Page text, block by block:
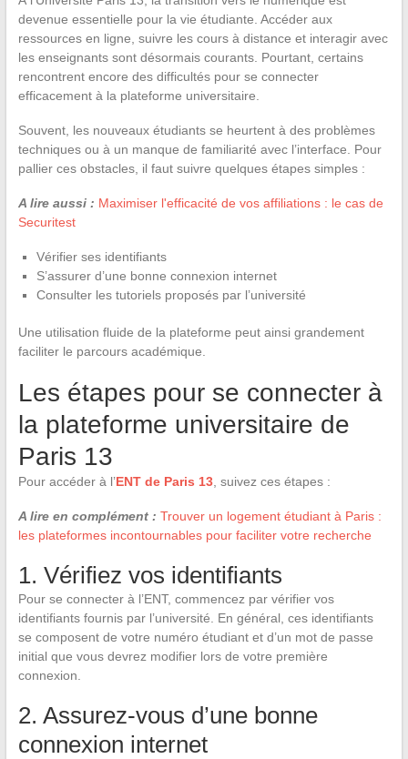
devenue essentielle pour la vie étudiante. Accéder aux
ressources en ligne, suivre les cours à distance et interagir avec
les enseignants sont désormais courants. Pourtant, certains
rencontrent encore des difficultés pour se connecter
efficacement à la plateforme universitaire.
Souvent, les nouveaux étudiants se heurtent à des problèmes
techniques ou à un manque de familiarité avec l’interface. Pour
pallier ces obstacles, il faut suivre quelques étapes simples :
A lire aussi : Maximiser l'efficacité de vos affiliations : le cas de
Securitest
Vérifier ses identifiants
S’assurer d’une bonne connexion internet
Consulter les tutoriels proposés par l’université
Une utilisation fluide de la plateforme peut ainsi grandement
faciliter le parcours académique.
Les étapes pour se connecter à
la plateforme universitaire de
Paris 13
Pour accéder à l’ENT de Paris 13, suivez ces étapes :
A lire en complément : Trouver un logement étudiant à Paris :
les plateformes incontournables pour faciliter votre recherche
1. Vérifiez vos identifiants
Pour se connecter à l’ENT, commencez par vérifier vos
identifiants fournis par l’université. En général, ces identifiants
se composent de votre numéro étudiant et d’un mot de passe
initial que vous devrez modifier lors de votre première
connexion.
2. Assurez-vous d’une bonne
connexion internet